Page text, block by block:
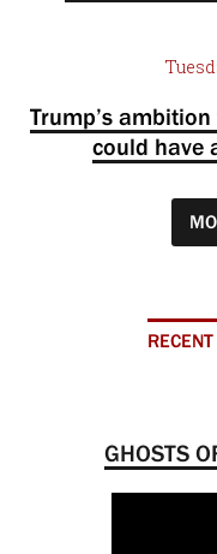
Trump’s
could have
GHOSTS